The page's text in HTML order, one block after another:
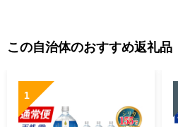
この自治体のおすすめ返礼品
1